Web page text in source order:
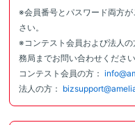
※会員番号とパスワード両方
さい。
※コンテスト会員および法人
務局までお問い合わせください
コンテスト会員の方：
法人の方：